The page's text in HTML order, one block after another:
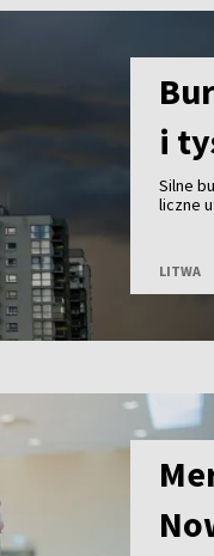
i
Silne
liczne
LITWA